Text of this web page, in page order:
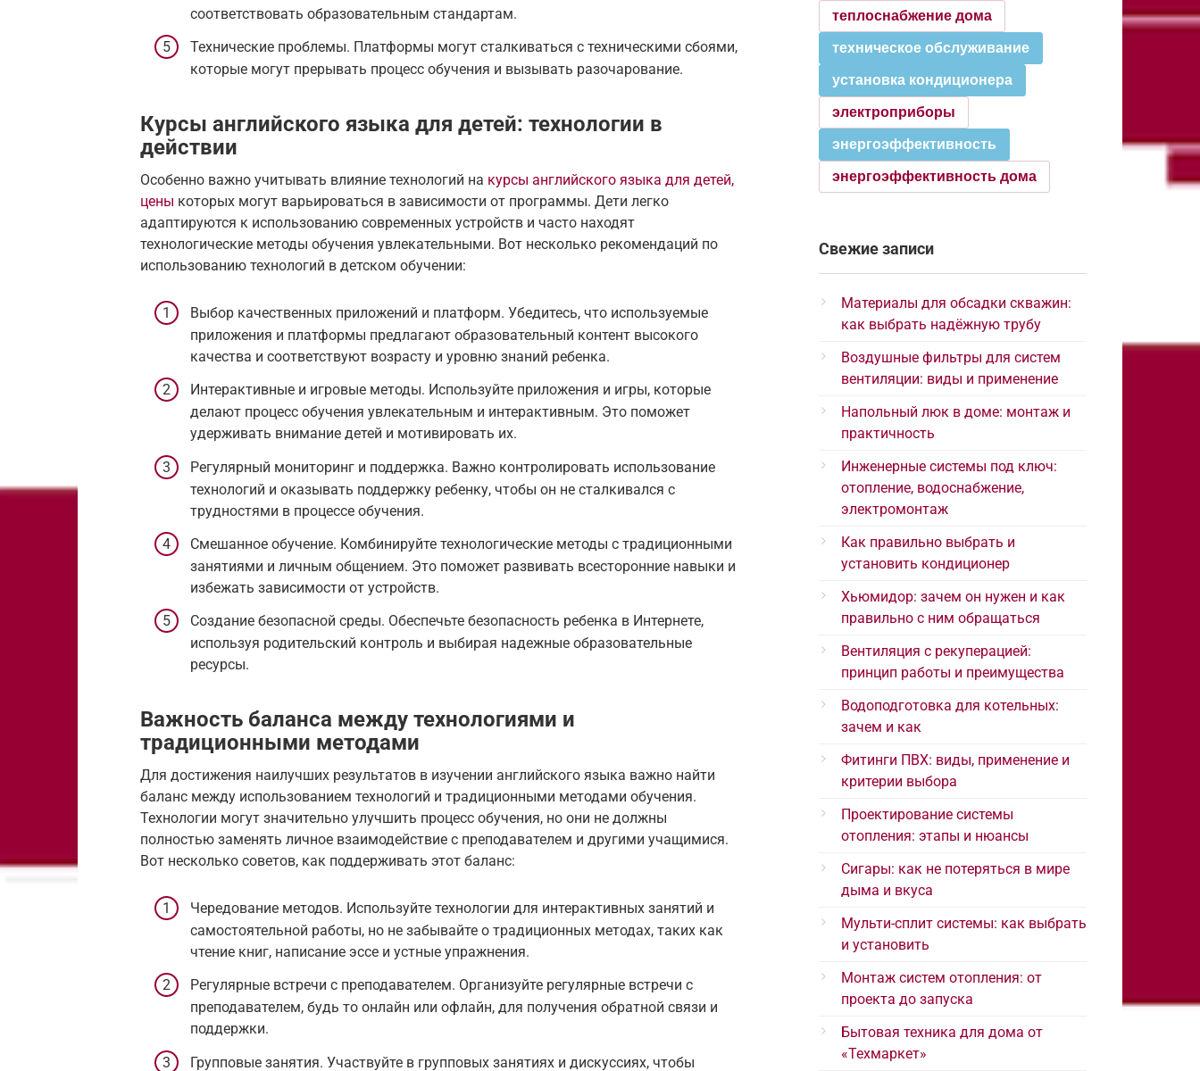
соответствовать образовательным стандартам.
Технические проблемы. Платформы могут сталкиваться с техническими сбоями,
которые могут прерывать процесс обучения и вызывать разочарование.
Курсы английского языка для детей: технологии в
действии
Особенно важно учитывать влияние технологий на курсы английского языка для детей,
цены которых могут варьироваться в зависимости от программы. Дети легко
адаптируются к использованию современных устройств и часто находят
технологические методы обучения увлекательными. Вот несколько рекомендаций по
использованию технологий в детском обучении:
Выбор качественных приложений и платформ. Убедитесь, что используемые
приложения и платформы предлагают образовательный контент высокого
качества и соответствуют возрасту и уровню знаний ребенка.
Интерактивные и игровые методы. Используйте приложения и игры, которые
делают процесс обучения увлекательным и интерактивным. Это поможет
удерживать внимание детей и мотивировать их.
Регулярный мониторинг и поддержка. Важно контролировать использование
технологий и оказывать поддержку ребенку, чтобы он не сталкивался с
трудностями в процессе обучения.
Смешанное обучение. Комбинируйте технологические методы с традиционными
занятиями и личным общением. Это поможет развивать всесторонние навыки и
избежать зависимости от устройств.
Создание безопасной среды. Обеспечьте безопасность ребенка в Интернете,
используя родительский контроль и выбирая надежные образовательные
ресурсы.
Важность баланса между технологиями и
традиционными методами
Для достижения наилучших результатов в изучении английского языка важно найти
баланс между использованием технологий и традиционными методами обучения.
Технологии могут значительно улучшить процесс обучения, но они не должны
полностью заменять личное взаимодействие с преподавателем и другими учащимися.
Вот несколько советов, как поддерживать этот баланс:
Чередование методов. Используйте технологии для интерактивных занятий и
самостоятельной работы, но не забывайте о традиционных методах, таких как
чтение книг, написание эссе и устные упражнения.
Регулярные встречи с преподавателем. Организуйте регулярные встречи с
преподавателем, будь то онлайн или офлайн, для получения обратной связи и
поддержки.
Групповые занятия. Участвуйте в групповых занятиях и дискуссиях, чтобы
теплоснабжение дома
техническое обслуживание
установка кондиционера
электроприборы
энергоэффективность
энергоэффективность дома
Свежие записи
Материалы для обсадки скважин:
как выбрать надёжную трубу
Воздушные фильтры для систем
вентиляции: виды и применение
Напольный люк в доме: монтаж и
практичность
Инженерные системы под ключ:
отопление, водоснабжение,
электромонтаж
Как правильно выбрать и
установить кондиционер
Хьюмидор: зачем он нужен и как
правильно с ним обращаться
Вентиляция с рекуперацией:
принцип работы и преимущества
Водоподготовка для котельных:
зачем и как
Фитинги ПВХ: виды, применение и
критерии выбора
Проектирование системы
отопления: этапы и нюансы
Сигары: как не потеряться в мире
дыма и вкуса
Мульти-сплит системы: как выбрать
и установить
Монтаж систем отопления: от
проекта до запуска
Бытовая техника для дома от
«Техмаркет»